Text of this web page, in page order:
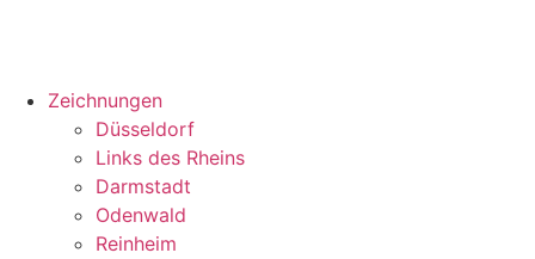
Zeichnungen
Düsseldorf
Links des Rheins
Darmstadt
Odenwald
Reinheim